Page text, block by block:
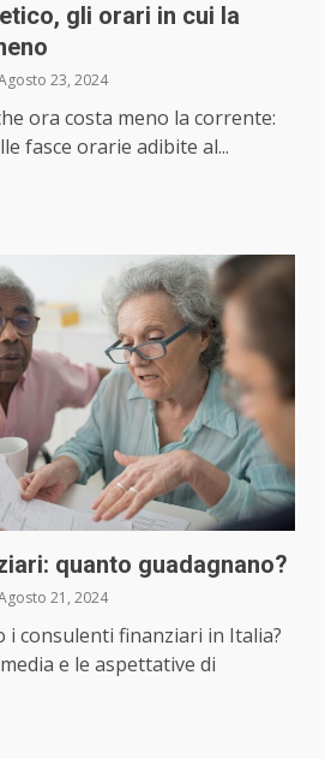
gli orari in cui la
23, 2024
ora costa meno la corrente:
fasce orarie adibite al...
quanto guadagnano?
21, 2024
i consulenti finanziari in Italia?
e le aspettative di